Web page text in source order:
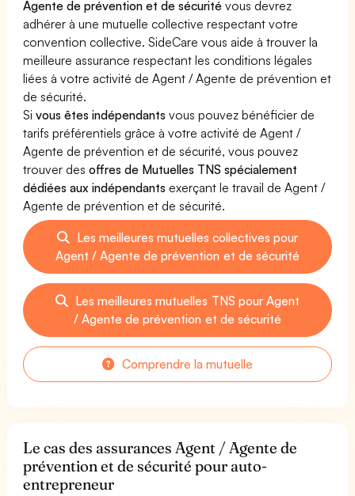
Agente de prévention et de sécurité vous devrez
adhérer à une mutuelle collective respectant votre
convention collective. SideCare vous aide à trouver la
meilleure assurance respectant les conditions légales
liées à votre activité de Agent / Agente de prévention et
de sécurité.
Sivous êtes indépendants vous pouvez bénéficier de
tarifs préférentiels grâce à votre activité de Agent /
Agente de prévention et de sécurité, vous pouvez
trouver desoffres de Mutuelles TNS spécialement
dédiées aux indépendants exerçant le travail de Agent /
Agente de prévention et de sécurité.
Les meilleures mutuelles collectives pour
Agent / Agente de prévention et de sécurité
Les meilleures mutuelles TNS pour Agent
/ Agente de prévention et de sécurité
Comprendre la mutuelle
Le cas des assurances Agent / Agente de
prévention et de sécurité pour auto-
entrepreneur